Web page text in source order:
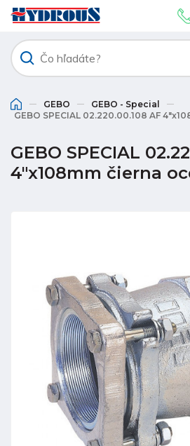
GEBO
GEBO - Special
GEBO SPECIAL 02.220.00.108 AF
GEBO SPECIAL
4"x108mm čierna